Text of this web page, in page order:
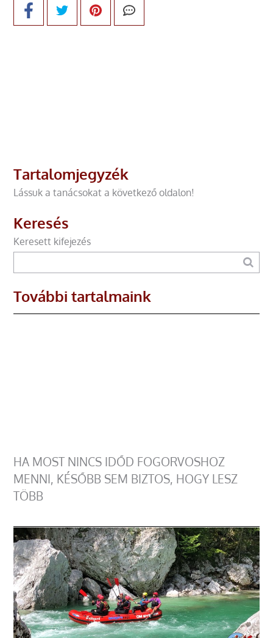
Tartalomjegyzék
Lássuk a tanácsokat a következő oldalon!
Keresés
Keresett kifejezés
További tartalmaink
HA MOST NINCS IDŐD FOGORVOSHOZ
MENNI, KÉSŐBB SEM BIZTOS, HOGY LESZ
TÖBB